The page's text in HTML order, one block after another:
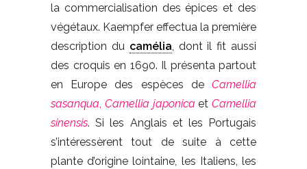
la commercialisation des épices et des
végétaux. Kaempfer effectua la première
description du camélia, dont il fit aussi
des croquis en 1690. Il présenta partout
en Europe des espèces de Camellia
sasanqua, Camellia japonica et Camellia
sinensis. Si les Anglais et les Portugais
s’intéressèrent tout de suite à cette
plante d’origine lointaine, les Italiens, les